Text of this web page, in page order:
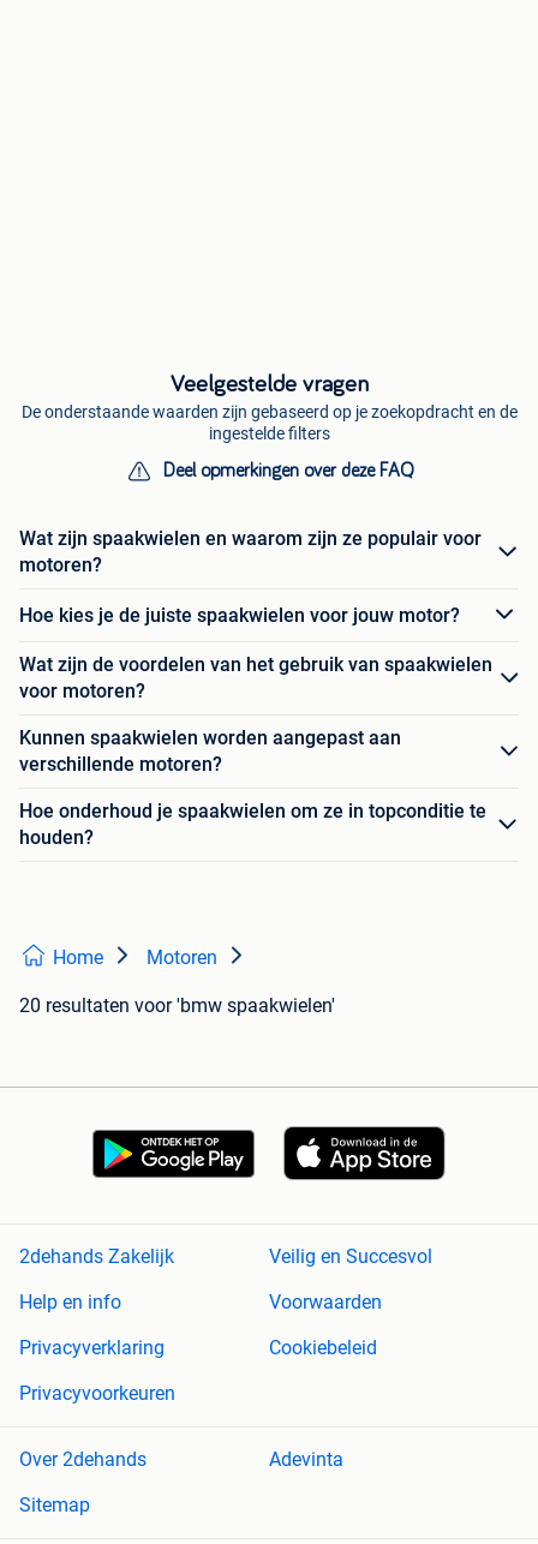
Veelgestelde vragen
De onderstaande waarden zijn gebaseerd op je zoekopdracht en de
ingestelde filters
Deel opmerkingen over deze FAQ
Wat zijn spaakwielen en waarom zijn ze populair voor
motoren?
Hoe kies je de juiste spaakwielen voor jouw motor?
Wat zijn de voordelen van het gebruik van spaakwielen
voor motoren?
Kunnen spaakwielen worden aangepast aan
verschillende motoren?
Hoe onderhoud je spaakwielen om ze in topconditie te
houden?
Home Motoren
20 resultaten voor 'bmw spaakwielen'
2dehands Zakelijk
Veilig en Succesvol
Help en info
Voorwaarden
Privacyverklaring
Cookiebeleid
Privacyvoorkeuren
Over 2dehands
Adevinta
Sitemap